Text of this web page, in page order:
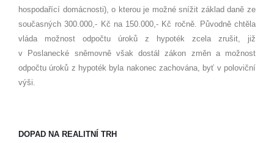
hospodařící domácnosti), o kterou je možné snížit základ daně ze
současných 300.000,- Kč na 150.000,- Kč ročně. Původně chtěla
vláda možnost odpočtu úroků z hypoték zcela zrušit, již
v Poslanecké sněmovně však dostál zákon změn a možnost
odpočtu úroků z hypoték byla nakonec zachována, byť v poloviční
výši.
DOPAD NA REALITNÍ TRH